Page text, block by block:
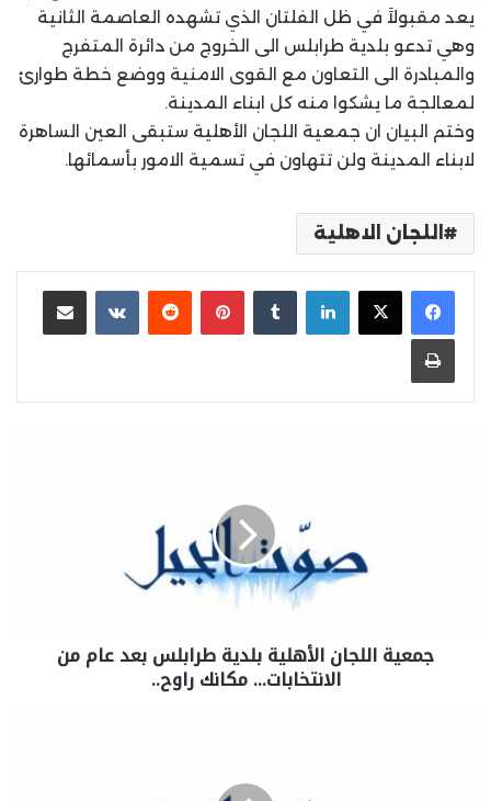
يعد مقبولاََ في ظل الفلتان الذي تشهده العاصمة الثانية
وهي تدعو بلدية طرابلس الى الخروج من دائرة المتفرج
والمبادرة الى التعاون مع القوى الامنية ووضع خطة طوارئ
لمعالجة ما يشكوا منه كل ابناء المدينة.
وختم البيان ان جمعية اللجان الأهلية ستبقى العين الساهرة
لابناء المدينة ولن تتهاون في تسمية الامور بأسمائها.
اللجان الاهلية
لينكدإن بينتيريست مشاركة عبر البريد
طباعة
جمعية اللجان الأهلية بلدية طرابلس بعد عام من
الانتخابات… مكانك راوح..